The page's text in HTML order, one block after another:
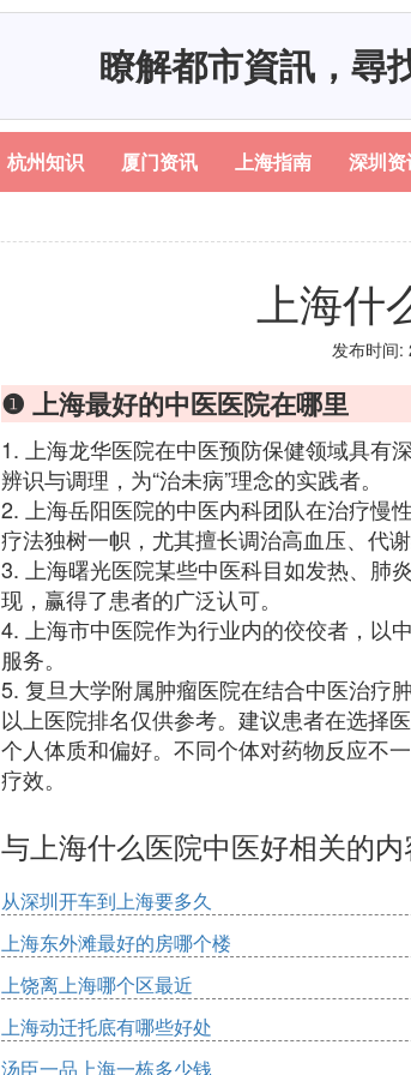
瞭解都市資訊，尋
杭州知识 厦门资讯 上海指南 深圳资
上海
发布时间:
❶ 上海最好的中医医院在哪里
1. 上海龙华医院在中医预防保健领域具有
辨识与调理，为“治未病”理念的实践者。
2. 上海岳阳医院的中医内科团队在治疗慢
疗法独树一帜，尤其擅长调治高血压、代
3. 上海曙光医院某些中医科目如发热、肺
现，赢得了患者的广泛认可。
4. 上海市中医院作为行业内的佼佼者，以
服务。
5. 复旦大学附属肿瘤医院在结合中医治疗
以上医院排名仅供参考。建议患者在选择
个人体质和偏好。不同个体对药物反应不
疗效。
与上海什么医院中医好相关的内
从深圳开车到上海要多久
上海东外滩最好的房哪个楼
上饶离上海哪个区最近
上海动迁托底有哪些好处
汤臣一品上海一栋多少钱